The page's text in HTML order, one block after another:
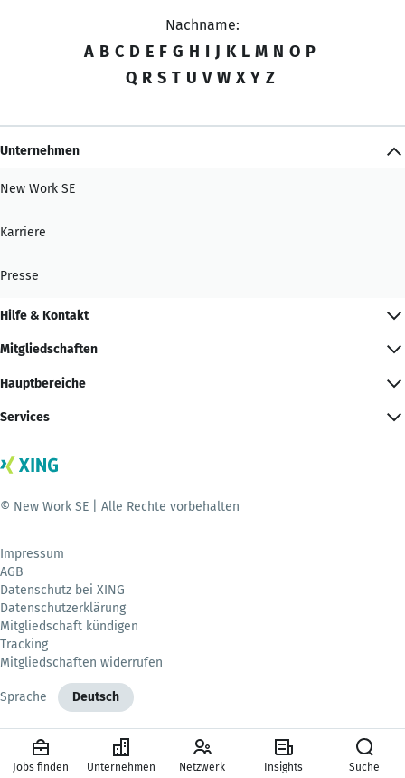
Nachname:
A B C D E F G H I J K L M N O P
Q R S T U V W X Y Z
Unternehmen
New Work SE
Karriere
Presse
Hilfe & Kontakt
Mitgliedschaften
Hauptbereiche
Services
© New Work SE | Alle Rechte vorbehalten
Impressum
AGB
Datenschutz bei XING
Datenschutzerklärung
Mitgliedschaft kündigen
Tracking
Mitgliedschaften widerrufen
Sprache Deutsch
Jobs finden Unternehmen Netzwerk Insights Suche